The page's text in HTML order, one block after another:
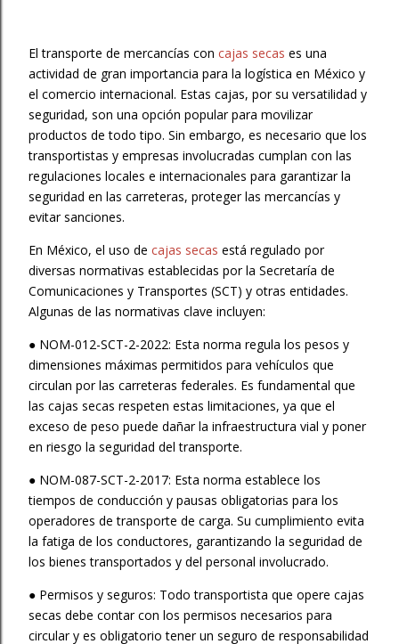
El transporte de mercancías con cajas secas es una
actividad de gran importancia para la logística en México y
el comercio internacional. Estas cajas, por su versatilidad y
seguridad, son una opción popular para movilizar
productos de todo tipo. Sin embargo, es necesario que los
transportistas y empresas involucradas cumplan con las
regulaciones locales e internacionales para garantizar la
seguridad en las carreteras, proteger las mercancías y
evitar sanciones.
En México, el uso de cajas secas está regulado por
diversas normativas establecidas por la Secretaría de
Comunicaciones y Transportes (SCT) y otras entidades.
Algunas de las normativas clave incluyen:
● NOM-012-SCT-2-2022: Esta norma regula los pesos y
dimensiones máximas permitidos para vehículos que
circulan por las carreteras federales. Es fundamental que
las cajas secas respeten estas limitaciones, ya que el
exceso de peso puede dañar la infraestructura vial y poner
en riesgo la seguridad del transporte.
● NOM-087-SCT-2-2017: Esta norma establece los
tiempos de conducción y pausas obligatorias para los
operadores de transporte de carga. Su cumplimiento evita
la fatiga de los conductores, garantizando la seguridad de
los bienes transportados y del personal involucrado.
● Permisos y seguros: Todo transportista que opere cajas
secas debe contar con los permisos necesarios para
circular y es obligatorio tener un seguro de responsabilidad